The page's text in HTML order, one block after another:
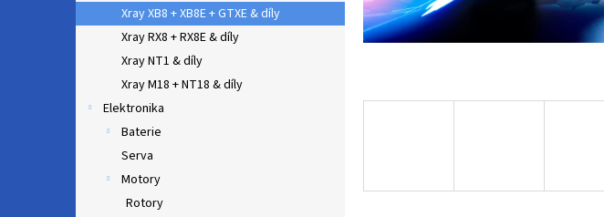
Xray XB8 + XB8E + GTXE & díly
Xray RX8 + RX8E & díly
Xray NT1 & díly
Xray M18 + NT18 & díly
Elektronika
Baterie
Serva
Motory
Rotory